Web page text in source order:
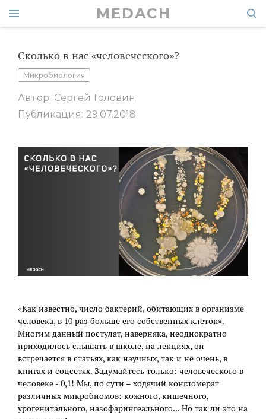
MEDACH
Сколько в нас «человеческого»?
Микробиология
Автор: Сергей Головин
Публикация: 29.07.2018
«Как известно, число бактерий, обитающих в организме
человека, в 10 раз больше его собственных клеток».
Многим данный постулат, наверняка, неоднократно
приходилось слышать в школе, на лекциях, он
встречается в статьях, как научных, так и не очень, в
книгах и соцсетях. Задумайтесь только: человеческого в
человеке - 0,1! Мы, по сути – ходячий конгломерат
различных микробиомов: кожного, кишечного,
урогенитального, назофарингеального... Но так ли это на